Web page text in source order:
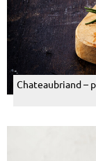
Chateaubriand –